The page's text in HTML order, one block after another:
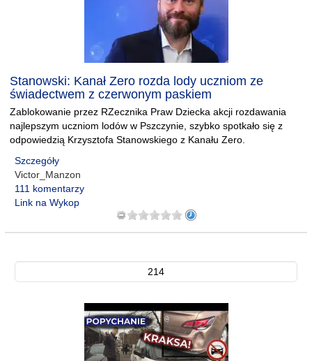
Stanowski: Kanał Zero rozda lody uczniom ze
świadectwem z czerwonym paskiem
Zablokowanie przez RZecznika Praw Dziecka akcji rozdawania
najlepszym uczniom lodów w Pszczynie, szybko spotkało się z
odpowiedzią Krzysztofa Stanowskiego z Kanału Zero.
Szczegóły
Victor_Manzon
111 komentarzy
Link na Wykop
214